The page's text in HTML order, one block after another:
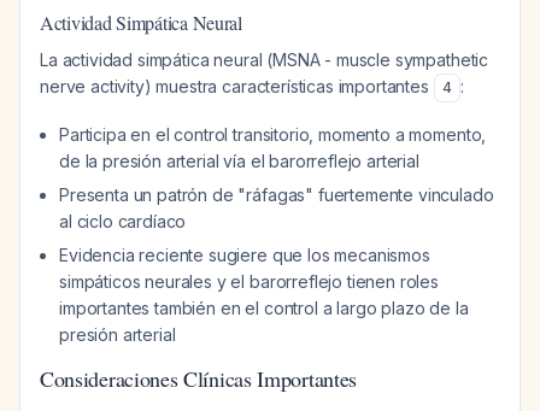
Actividad Simpática Neural
La actividad simpática neural (MSNA - muscle sympathetic
nerve activity) muestra características importantes
4 :
Participa en el control transitorio, momento a momento,
de la presión arterial vía el barorreflejo arterial
Presenta un patrón de "ráfagas" fuertemente vinculado
al ciclo cardíaco
Evidencia reciente sugiere que los mecanismos
simpáticos neurales y el barorreflejo tienen roles
importantes también en el control a largo plazo de la
presión arterial
Consideraciones Clínicas Importantes